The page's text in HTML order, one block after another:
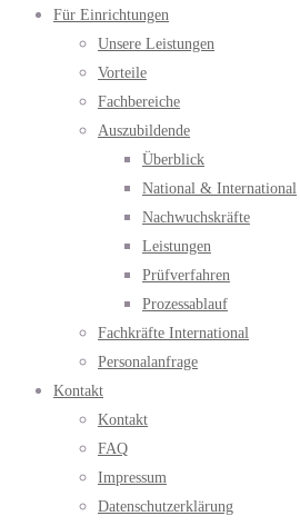
Für Einrichtungen
Unsere Leistungen
Vorteile
Fachbereiche
Auszubildende
Überblick
National & International
Nachwuchskräfte
Leistungen
Prüfverfahren
Prozessablauf
Fachkräfte International
Personalanfrage
Kontakt
Kontakt
FAQ
Impressum
Datenschutzerklärung